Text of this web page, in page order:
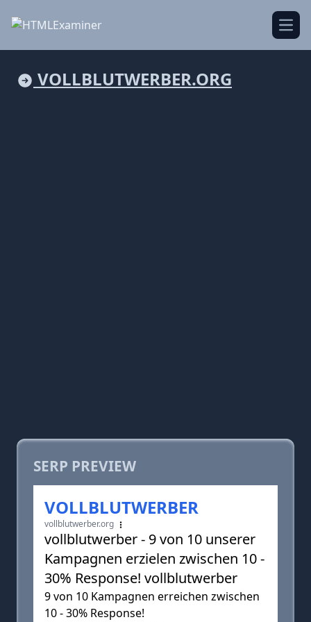
VOLLBLUTWERBER.ORG
SERP PREVIEW
VOLLBLUTWERBER
vollblutwerber.org
vollblutwerber - 9 von 10 unserer
Kampagnen erzielen zwischen 10 -
30% Response! vollblutwerber
9 von 10 Kampagnen erreichen zwischen
10 - 30% Response!